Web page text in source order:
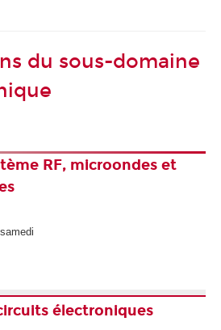
du sous-domaine
RF, microondes et
électroniques